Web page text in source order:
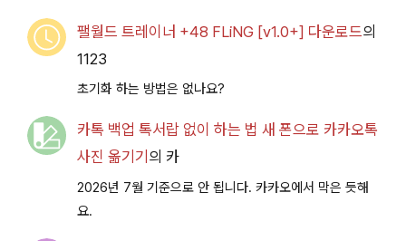
팰월드 트레이너 +48 FLiNG [v1.0+] 다운로드의
1123
초기화 하는 방법은 없나요?
카톡 백업 톡서랍 없이 하는 법 새 폰으로 카카오톡
사진 옮기기 의 카
2026년 7월 기준으로 안 됩니다. 카카오에서 막은 듯해
요.